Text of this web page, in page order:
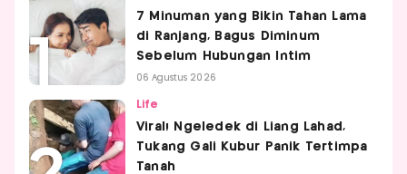
7 Minuman yang Bikin Tahan Lama
di Ranjang, Bagus Diminum
Sebelum Hubungan Intim
06 Agustus 2026
Life
Viral! Ngeledek di Liang Lahad,
Tukang Gali Kubur Panik Tertimpa
Tanah